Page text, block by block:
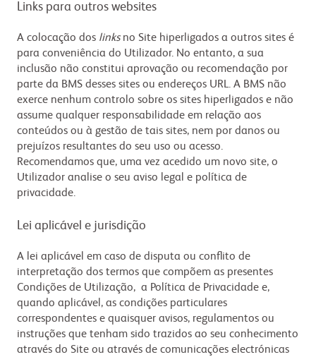
Links para outros websites
A colocação dos linksno Site hiperligados a outros sites é
para conveniência do Utilizador. No entanto, a sua
inclusão não constitui aprovação ou recomendação por
parte da BMS desses sites ou endereços URL. A BMS não
exerce nenhum controlo sobre os sites hiperligados e não
assume qualquer responsabilidade em relação aos
conteúdos ou à gestão de tais sites, nem por danos ou
prejuízos resultantes do seu uso ou acesso.
Recomendamos que, uma vez acedido um novo site, o
Utilizador analise o seu aviso legal e política de
privacidade.
Lei aplicável e jurisdição
A lei aplicável em caso de disputa ou conflito de
interpretação dos termos que compõem as presentes
Condições de Utilização, a Política de Privacidade e,
quando aplicável, as condições particulares
correspondentes e quaisquer avisos, regulamentos ou
instruções que tenham sido trazidos ao seu conhecimento
através do Site ou através de comunicações electrónicas